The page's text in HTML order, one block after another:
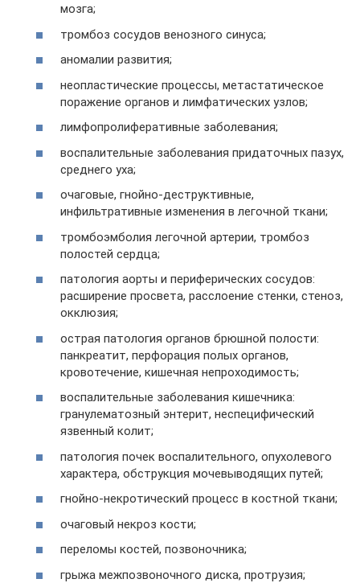
мозга;
тромбоз сосудов венозного синуса;
аномалии развития;
неопластические процессы, метастатическое
поражение органов и лимфатических узлов;
лимфопролиферативные заболевания;
воспалительные заболевания придаточных пазух,
среднего уха;
очаговые, гнойно-деструктивные,
инфильтративные изменения в легочной ткани;
тромбоэмболия легочной артерии, тромбоз
полостей сердца;
патология аорты и периферических сосудов:
расширение просвета, расслоение стенки, стеноз,
окклюзия;
острая патология органов брюшной полости:
панкреатит, перфорация полых органов,
кровотечение, кишечная непроходимость;
воспалительные заболевания кишечника:
гранулематозный энтерит, неспецифический
язвенный колит;
патология почек воспалительного, опухолевого
характера, обструкция мочевыводящих путей;
гнойно-некротический процесс в костной ткани;
очаговый некроз кости;
переломы костей, позвоночника;
грыжа межпозвоночного диска, протрузия;